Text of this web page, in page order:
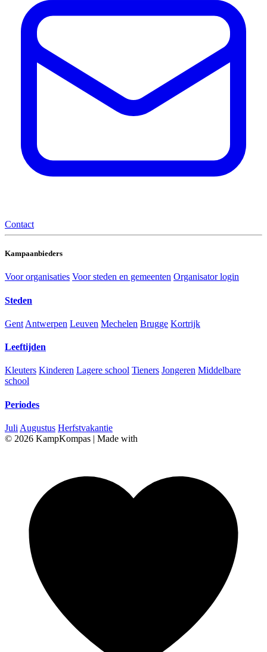
Contact
Kampaanbieders
Voor organisaties Voor steden en gemeenten Organisator login
Steden
Gent Antwerpen Leuven Mechelen Brugge Kortrijk
Leeftijden
Kleuters Kinderen Lagere school Tieners Jongeren Middelbare
school
Periodes
Juli Augustus Herfstvakantie
© 2026 KampKompas | Made with